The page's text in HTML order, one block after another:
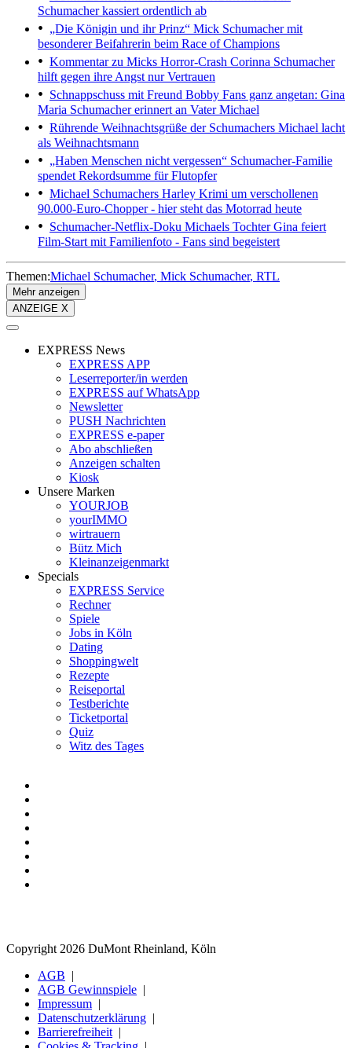
Schumacher kassiert ordentlich ab
„Die Königin und ihr Prinz“ Mick Schumacher mit
besonderer Beifahrerin beim Race of Champions
Kommentar zu Micks Horror-Crash Corinna Schumacher
hilft gegen ihre Angst nur Vertrauen
Schnappschuss mit Freund Bobby Fans ganz angetan: Gina
Maria Schumacher erinnert an Vater Michael
Rührende Weihnachtsgrüße der Schumachers Michael lacht
als Weihnachtsmann
„Haben Menschen nicht vergessen“ Schumacher-Familie
spendet Rekordsumme für Flutopfer
Michael Schumachers Harley Krimi um verschollenen
90.000-Euro-Chopper - hier steht das Motorrad heute
Schumacher-Netflix-Doku Michaels Tochter Gina feiert
Film-Start mit Familienfoto - Fans sind begeistert
Themen:Michael Schumacher Mick Schumacher RTL
Mehr anzeigen
ANZEIGE X
EXPRESS News
EXPRESS APP
Leserreporter/in werden
EXPRESS auf WhatsApp
Newsletter
PUSH Nachrichten
EXPRESS e-paper
Abo abschließen
Anzeigen schalten
Kiosk
Unsere Marken
YOURJOB
yourIMMO
wirtrauern
Bütz Mich
Kleinanzeigenmarkt
Specials
EXPRESS Service
Rechner
Spiele
Jobs in Köln
Dating
Shoppingwelt
Rezepte
Reiseportal
Testberichte
Ticketportal
Quiz
Witz des Tages
Copyright 2026 DuMont Rheinland, Köln
AGB
AGB Gewinnspiele
Impressum
Datenschutzerklärung
Barrierefreiheit